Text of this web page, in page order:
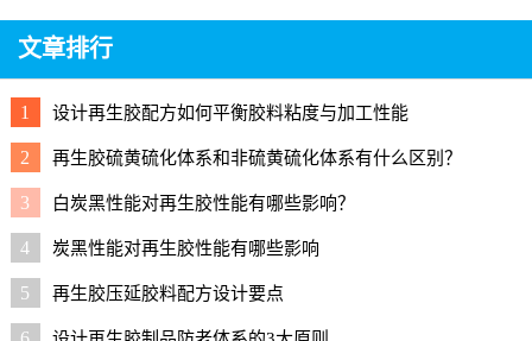
文章排行
1 设计再生胶配方如何平衡胶料粘度与加工性能
2 再生胶硫黄硫化体系和非硫黄硫化体系有什么区别？
3 白炭黑性能对再生胶性能有哪些影响？
4 炭黑性能对再生胶性能有哪些影响
5 再生胶压延胶料配方设计要点